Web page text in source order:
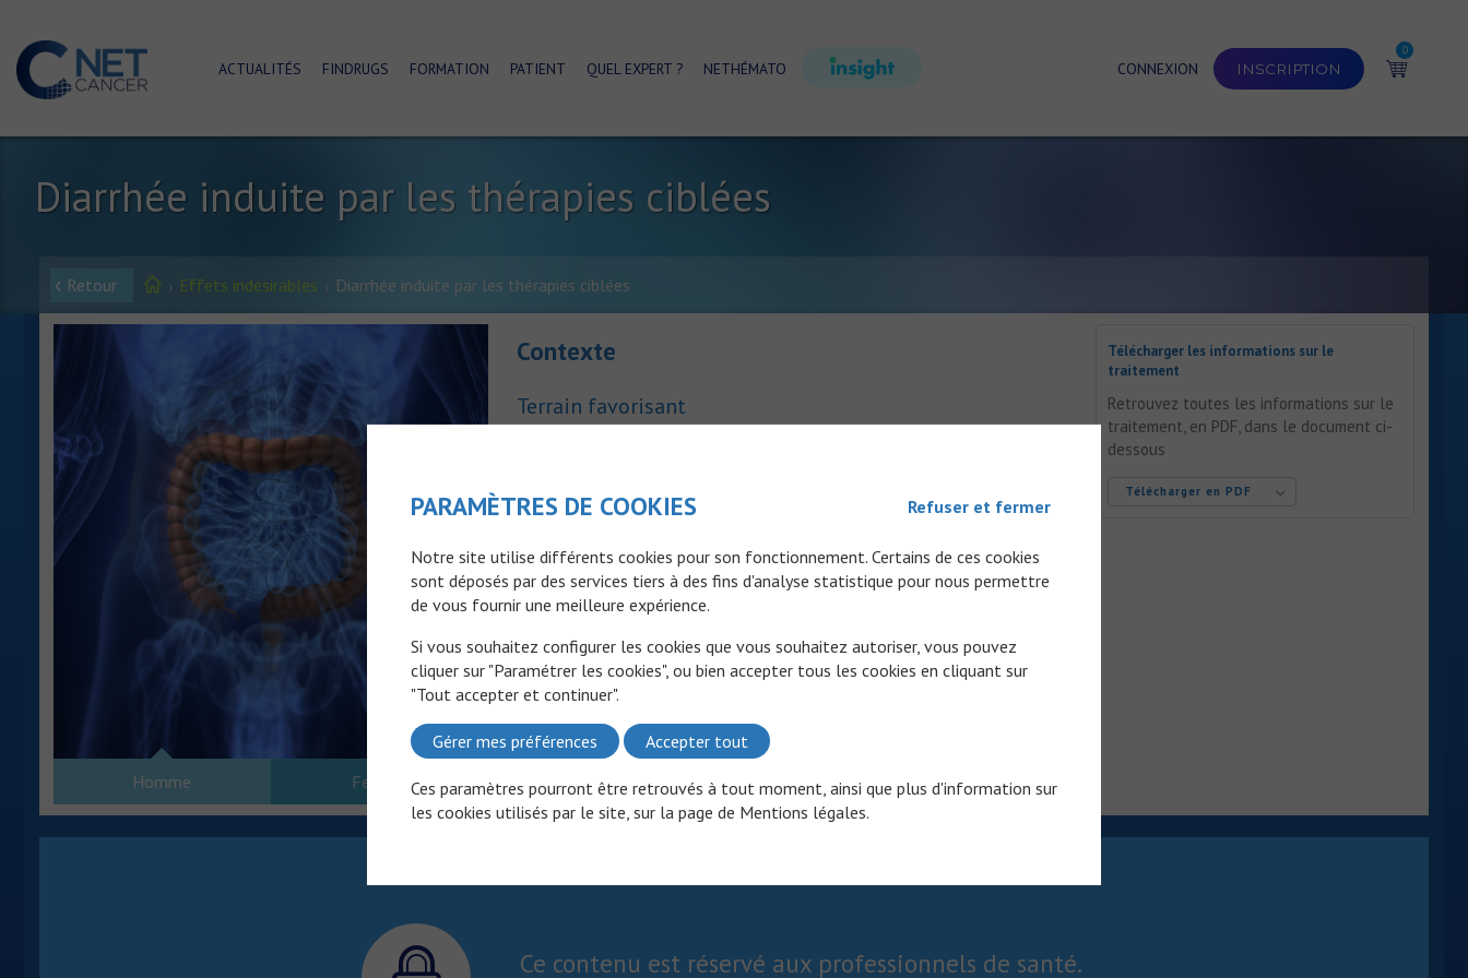
ACTUALITÉS FINDRUGS FORMATION PATIENT QUEL EXPERT ? NETHÉMATO CONNEXION INSCRIPTION
0
Diarrhée induite par les thérapies ciblées
Retour Effets indésirables Diarrhée induite par les thérapies ciblées
Homme Femme
Contexte
Terrain favorisant
Mécanisme d'action
cellules sécrétoires
Télécharger les informations sur le
traitement
Retrouvez toutes les informations sur le
traitement, en PDF, dans le document ci-
dessous
Télécharger en PDF
Ce contenu est réservé aux professionnels de santé.
Refuser et fermer
PARAMÈTRES DE COOKIES
Notre site utilise différents cookies pour son fonctionnement. Certains de ces cookies
sont déposés par des services tiers à des fins d'analyse statistique pour nous permettre
de vous fournir une meilleure expérience.
Si vous souhaitez configurer les cookies que vous souhaitez autoriser, vous pouvez
cliquer sur "Paramétrer les cookies", ou bien accepter tous les cookies en cliquant sur
"Tout accepter et continuer".
Gérer mes préférences Accepter tout
Ces paramètres pourront être retrouvés à tout moment, ainsi que plus d'information sur
les cookies utilisés par le site, sur la page de Mentions légales.